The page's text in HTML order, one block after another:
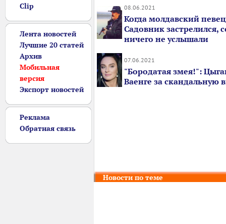
Clip
Лента новостей
Лучшие 20 статей
Архив
Мобильная
версия
Экспорт новостей
Реклама
Обратная связь
08.06.2021
Когда молдавский
Садовник застрелился,
ничего не услышали
07.06.2021
"Бородатая змея!":
Ваенге за скандальную
Новости по теме